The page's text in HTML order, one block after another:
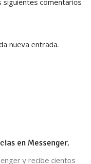
nueva entrada.
en Messenger.
y recibe cientos